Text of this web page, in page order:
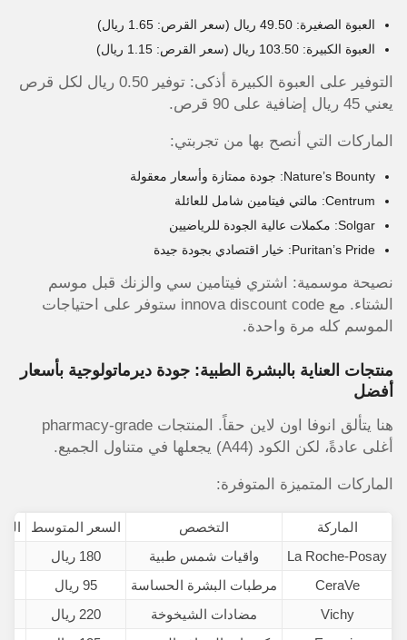
العبوة الصغيرة: 49.50 ريال (سعر القرص: 1.65 ريال)
العبوة الكبيرة: 103.50 ريال (سعر القرص: 1.15 ريال)
التوفير على العبوة الكبيرة أذكى: توفير 0.50 ريال لكل قرص
يعني 45 ريال إضافية على 90 قرص.
الماركات التي أنصح بها من تجربتي:
Nature’s Bounty: جودة ممتازة وأسعار معقولة
Centrum: مالتي فيتامين شامل للعائلة
Solgar: مكملات عالية الجودة للرياضيين
Puritan’s Pride: خيار اقتصادي بجودة جيدة
نصيحة موسمية: اشتري فيتامين سي والزنك قبل موسم
الشتاء. مع innova discount code ستوفر على احتياجات
الموسم كله مرة واحدة.
منتجات العناية بالبشرة الطبية: جودة ديرماتولوجية بأسعار
أفضل
هنا يتألق انوفا اون لاين حقاً. المنتجات pharmacy-grade
أغلى عادةً، لكن الكود (A44) يجعلها في متناول الجميع.
الماركات المتميزة المتوفرة:
الماركة التخصص السعر المتوسط
La Roche-Posay
واقيات شمس طبية 180 ريال
CeraVe
مرطبات البشرة الحساسة 95 ريال
Vichy
مضادات الشيخوخة 220 ريال